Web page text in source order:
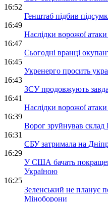
16:52
Генштаб підбив
16:49
Наслідки ворожої
16:47
Сьогодні вранці
16:45
Укренерго просить
16:43
ЗСУ продовжують
16:41
Наслідки ворожої
16:39
Ворог зруйнував склад
16:31
СБУ затримала на
16:29
У США бачать
Україною
16:25
Зеленський не планує
Міноборони